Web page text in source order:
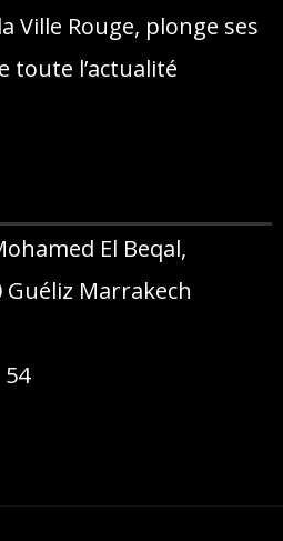
Ville Rouge, plonge ses
toute l’actualité
El Beqal,
Guéliz Marrakech
54